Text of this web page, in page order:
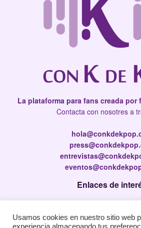
La plataforma para fans creada por
Contacta con nosotres a
Enlaces de
Política de
Usamos cookies en nuestro sitio web